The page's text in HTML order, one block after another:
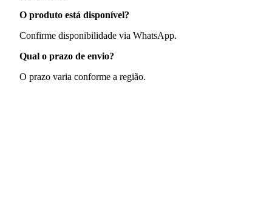
O produto está disponível?
Confirme disponibilidade via WhatsApp.
Qual o prazo de envio?
O prazo varia conforme a região.